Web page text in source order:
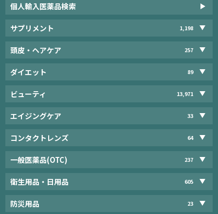
個人輸入医薬品検索
サプリメント 1,198
頭皮・ヘアケア 257
ダイエット 89
ビューティ 13,971
エイジングケア 33
コンタクトレンズ 64
一般医薬品(OTC) 237
衛生用品・日用品 605
防災用品 23